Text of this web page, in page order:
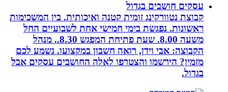
עסקים חושבים בגדול
קבוצת נטוורקינג זומית קטנה ואיכותית. בין המשכימות
ראשונות. נפגשת בימי חמישי אחת לשבועיים החל
משעה 8.00. שעת פתיחת המפגש 8.30.. מנהל
הקבוצה: אבי וידן, רואה חשבון במקצועו. נשמע לכם
מזמין? הירשמו והצטרפו לאלה החושבים עסקים אבל
בגדול.